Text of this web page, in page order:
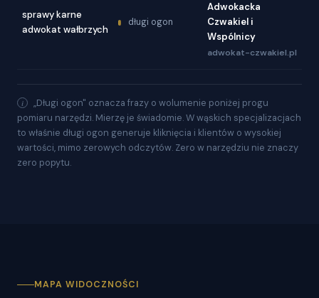
sprawy karne
adwokat wałbrzych
długi ogon
Adwokacka
Czwakiel i
Wspólnicy
adwokat-czwakiel.pl
„Długi ogon" oznacza frazy o wolumenie poniżej progu
pomiaru narzędzi. Mierzę je świadomie. W wąskich specjalizacjach
to właśnie długi ogon generuje kliknięcia i klientów o wysokiej
wartości, mimo zerowych odczytów. Zero w narzędziu nie znaczy
zero popytu.
MAPA WIDOCZNOŚCI